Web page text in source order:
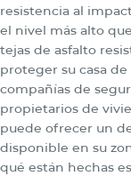
resistencia al
el nivel más alto
tejas de asfalto
proteger su casa
compañías de
propietarios de
puede ofrecer un
disponible en su
qué están hechas